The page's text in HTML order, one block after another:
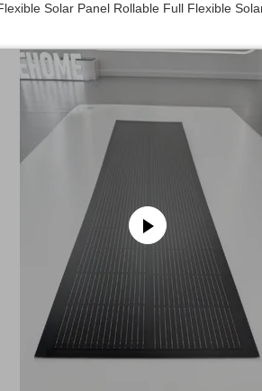
Solar Panel Rollable Full Flexible